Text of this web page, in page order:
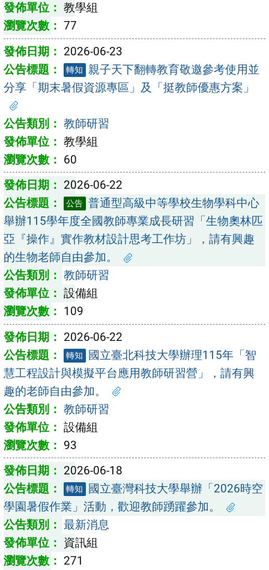
教學組
77
2026-06-23
轉知
親子天下翻轉教育敬邀參考使用並
分享「期末暑假資源專區」及「挺教師優惠方案」
教師研習
教學組
60
2026-06-22
公告 普通型高級中等學校生物學科中心
舉辦115學年度全國教師專業成長研習「生物奧林匹
亞『操作』實作教材設計思考工作坊」，請有興趣
的生物老師自由參加。
教師研習
設備組
109
2026-06-22
轉知
國立臺北科技大學辦理115年「智
慧工程設計與模擬平台應用教師研習營」，請有興
趣的老師自由參加。
教師研習
設備組
93
2026-06-18
轉知
國立臺灣科技大學舉辦「2026時空
學園暑假作業」活動，歡迎教師踴躍參加。
最新消息
資訊組
271